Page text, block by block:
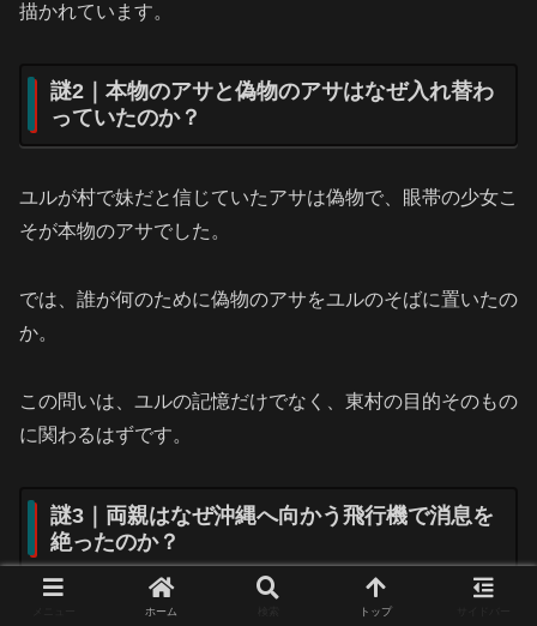
描かれています。
謎2｜本物のアサと偽物のアサはなぜ入れ替わ
っていたのか？
ユルが村で妹だと信じていたアサは偽物で、眼帯の少女こ
そが本物のアサでした。
では、誰が何のために偽物のアサをユルのそばに置いたの
か。
この問いは、ユルの記憶だけでなく、東村の目的そのもの
に関わるはずです。
謎3｜両親はなぜ沖縄へ向かう飛行機で消息を
絶ったのか？
第1クールの家族の謎で、最も重要なのは両親の消息で
ホーム トップ